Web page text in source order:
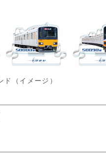
ド（イメージ）